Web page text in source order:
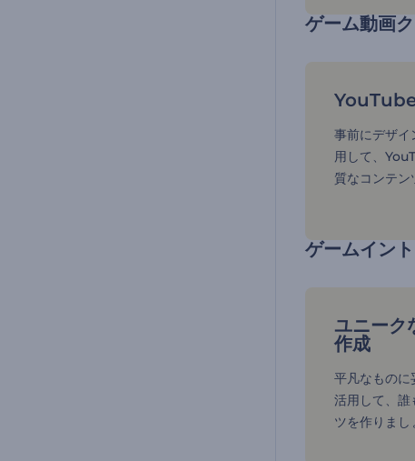
ゲーム動画
YouTube
事前にデザイ
用して、
質なコンテン
ゲームイン
ユニーク
作成
平凡なものに
活用して、誰
ツを作りまし